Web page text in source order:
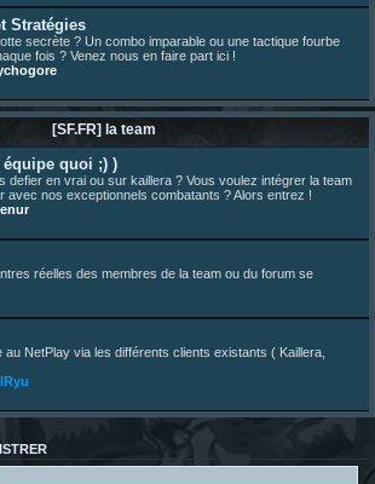
Stratégies
secrète ? Un combo imparable ou une tactique fourbe
fois ? Venez nous en faire part ici !
[SF.FR] la team
équipe quoi ;) )
defier en vrai ou sur kaillera ? Vous voulez intégrer la team
avec nos exceptionnels combatants ? Alors entrez !
réelles des membres de la team ou du forum se
au NetPlay via les différents clients existants ( Kaillera,